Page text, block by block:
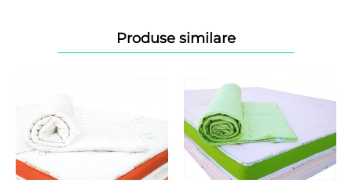
Produse similare